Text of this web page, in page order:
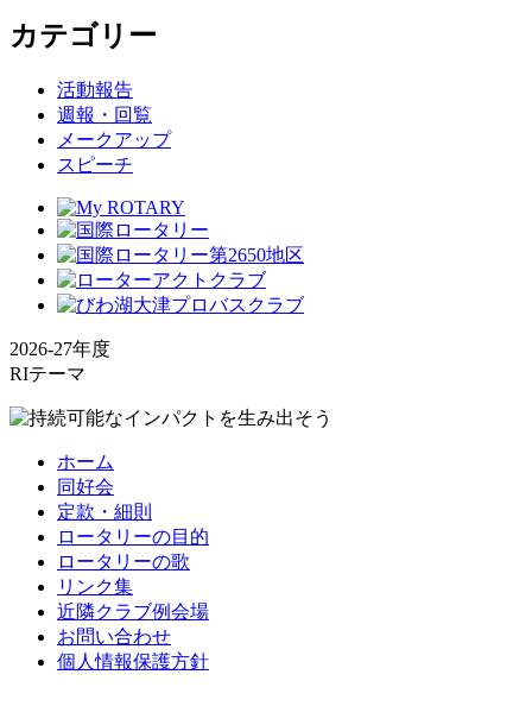
カテゴリー
活動報告
週報・回覧
メークアップ
スピーチ
2026-27年度
RIテーマ
ホーム
同好会
定款・細則
ロータリーの目的
ロータリーの歌
リンク集
近隣クラブ例会場
お問い合わせ
個人情報保護方針